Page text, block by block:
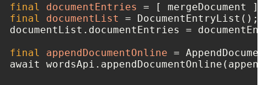
final
documentEntries =
final
documentList = DocumentEntryList();
documentList.documentEntries =
final
appendDocumentOnline =